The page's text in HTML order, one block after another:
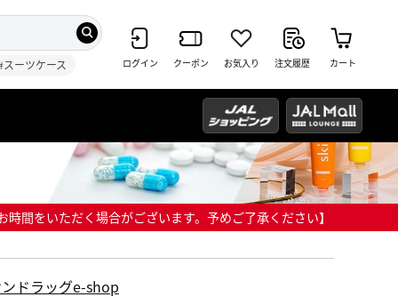
スーツケース ログイン クーポン お気入り 注文履歴 カート
間をいただく場合がございます。予めご了承ください】
ドラッグe-shop